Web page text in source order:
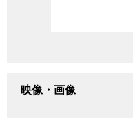
映像・画像